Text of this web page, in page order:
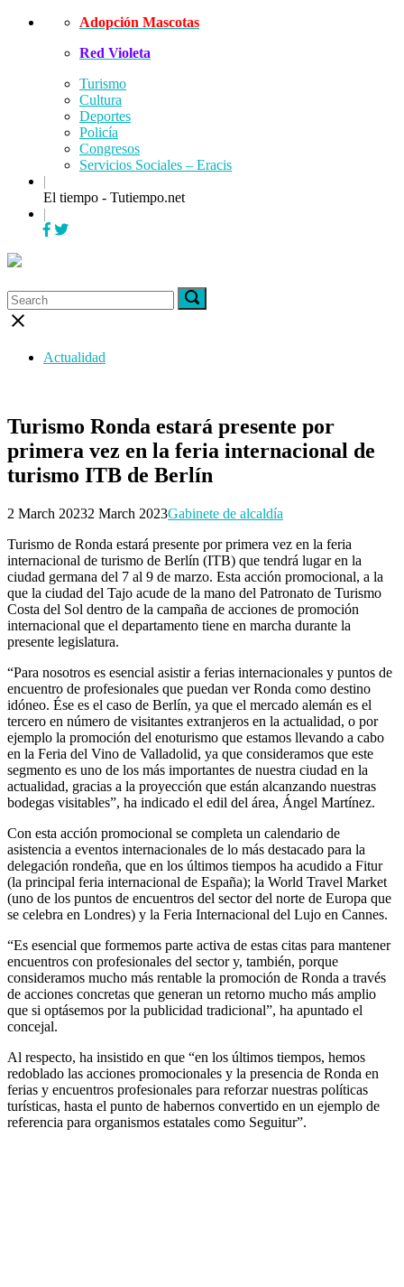
Skip
Adopción Mascotas
Red Violeta
Turismo
Cultura
Deportes
Policía
Congresos
Servicios Sociales – Eracis
|
El tiempo - Tutiempo.net
|
Menu
Search
for:
Search
for:
Search
Close
Actualidad
Turismo Ronda estará presente por
primera vez en la feria internacional de
turismo ITB de Berlín
2 March 20232 March 2023Gabinete de alcaldía
Turismo de Ronda estará presente por primera vez en la feria
internacional de turismo de Berlín (ITB) que tendrá lugar en la
ciudad germana del 7 al 9 de marzo. Esta acción promocional, a la
que la ciudad del Tajo acude de la mano del Patronato de Turismo
Costa del Sol dentro de la campaña de acciones de promoción
internacional que el departamento tiene en marcha durante la
presente legislatura.
“Para nosotros es esencial asistir a ferias internacionales y puntos de
encuentro de profesionales que puedan ver Ronda como destino
idóneo. Ése es el caso de Berlín, ya que el mercado alemán es el
tercero en número de visitantes extranjeros en la actualidad, o por
ejemplo la promoción del enoturismo que estamos llevando a cabo
en la Feria del Vino de Valladolid, ya que consideramos que este
segmento es uno de los más importantes de nuestra ciudad en la
actualidad, gracias a la proyección que están alcanzando nuestras
bodegas visitables”, ha indicado el edil del área, Ángel Martínez.
Con esta acción promocional se completa un calendario de
asistencia a eventos internacionales de lo más destacado para la
delegación rondeña, que en los últimos tiempos ha acudido a Fitur
(la principal feria internacional de España); la World Travel Market
(uno de los puntos de encuentros del sector del norte de Europa que
se celebra en Londres) y la Feria Internacional del Lujo en Cannes.
“Es esencial que formemos parte activa de estas citas para mantener
encuentros con profesionales del sector y, también, porque
consideramos mucho más rentable la promoción de Ronda a través
de acciones concretas que generan un retorno mucho más amplio
que si optásemos por la publicidad tradicional”, ha apuntado el
concejal.
Al respecto, ha insistido en que “en los últimos tiempos, hemos
redoblado las acciones promocionales y la presencia de Ronda en
ferias y encuentros profesionales para reforzar nuestras políticas
turísticas, hasta el punto de habernos convertido en un ejemplo de
referencia para organismos estatales como Seguitur”.